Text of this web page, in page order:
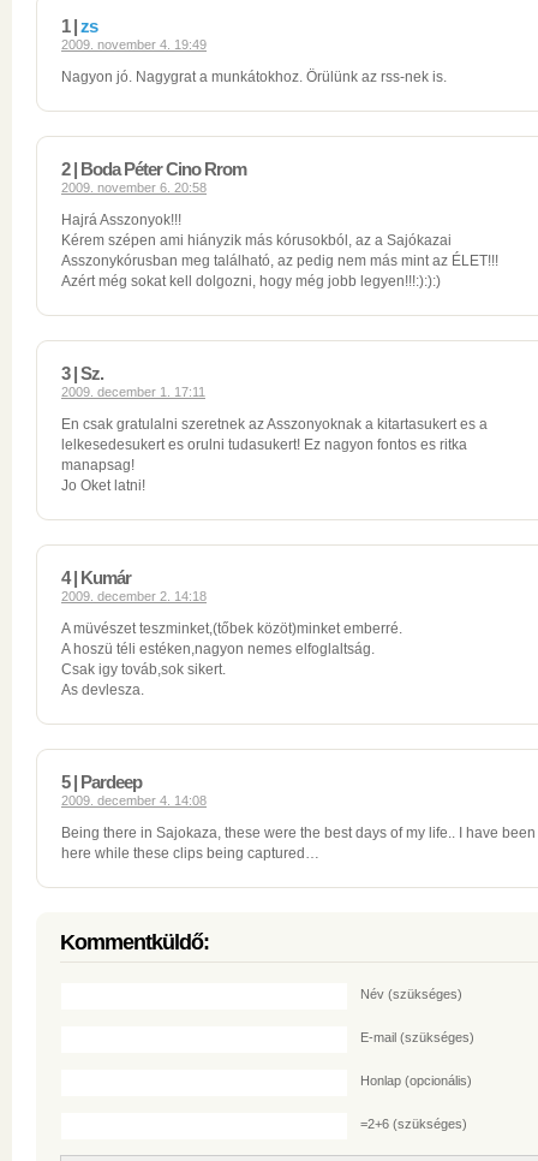
1 |zs
2009. november 4. 19:49
Nagyon jó. Nagygrat a munkátokhoz. Örülünk az rss-nek is.
2 | Boda Péter Cino Rrom
2009. november 6. 20:58
Hajrá Asszonyok!!!
Kérem szépen ami hiányzik más kórusokból, az a Sajókazai
Asszonykórusban meg található, az pedig nem más mint az ÉLET!!!
Azért még sokat kell dolgozni, hogy még jobb legyen!!!:):):)
3 | Sz.
2009. december 1. 17:11
En csak gratulalni szeretnek az Asszonyoknak a kitartasukert es a
lelkesedesukert es orulni tudasukert! Ez nagyon fontos es ritka
manapsag!
Jo Oket latni!
4 | Kumár
2009. december 2. 14:18
A müvészet teszminket,(tőbek közöt)minket emberré.
A hoszü téli estéken,nagyon nemes elfoglaltság.
Csak igy továb,sok sikert.
As devlesza.
5 | Pardeep
2009. december 4. 14:08
Being there in Sajokaza, these were the best days of my life.. I have been
here while these clips being captured…
Kommentküldő:
Név (szükséges)
E-mail (szükséges)
Honlap (opcionális)
=2+6 (szükséges)